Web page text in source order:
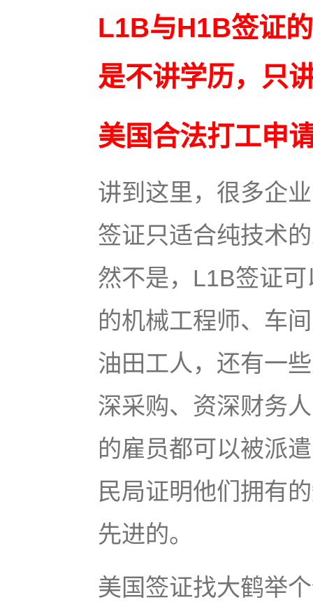
L1B与H1B签证
是不讲学历，只
美国合法打工申
讲到这里，很多企
签证只适合纯技术
然不是，L1B签证
的机械工程师、车
油田工人，还有一
深采购、资深财务
的雇员都可以被派
民局证明他们拥有
先进的。
美国签证找大鹤举